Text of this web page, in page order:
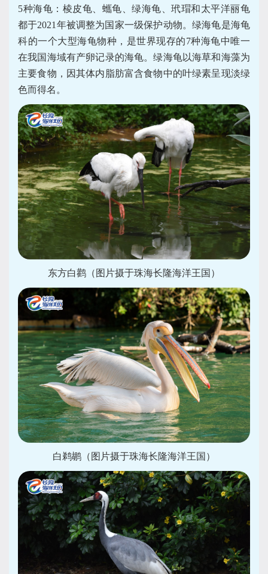
5种海龟：棱皮龟、蠵龟、绿海龟、玳瑁和太平洋丽龟
都于2021年被调整为国家一级保护动物。绿海龟是海龟
科的一个大型海龟物种，是世界现存的7种海龟中唯一
在我国海域有产卵记录的海龟。绿海龟以海草和海藻为
主要食物，因其体内脂肪富含食物中的叶绿素呈现淡绿
色而得名。
东方白鹳（图片摄于珠海长隆海洋王国）
白鹈鹕（图片摄于珠海长隆海洋王国）